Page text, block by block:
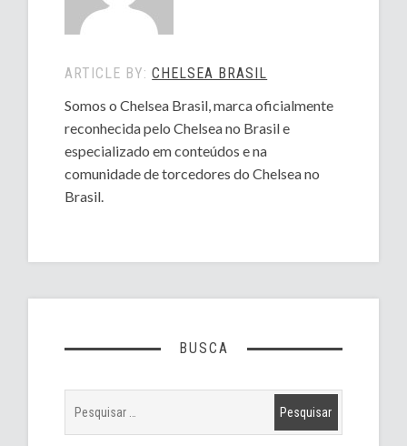
ARTICLE BY:CHELSEA BRASIL
Somos o Chelsea Brasil, marca oficialmente
reconhecida pelo Chelsea no Brasil e
especializado em conteúdos e na
comunidade de torcedores do Chelsea no
Brasil.
BUSCA